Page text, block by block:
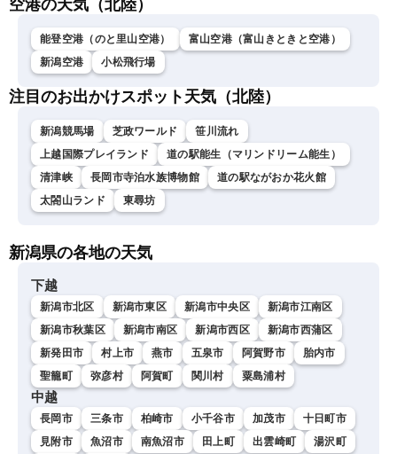
空港の天気（北陸）
能登空港（のと里山空港）
富山空港（富山きときと空港）
新潟空港
小松飛行場
注目のお出かけスポット天気（北陸）
新潟競馬場 芝政ワールド
笹川流れ
上越国際プレイランド
道の駅能生（マリンドリーム能生）
清津峡
長岡市寺泊水族博物館
道の駅ながおか花火館
太閤山ランド
東尋坊
新潟県の各地の天気
下越
新潟市北区 新潟市東区 新潟市中央区
新潟市江南区
新潟市秋葉区
新潟市南区 新潟市西区
新潟市西蒲区
新発田市
村上市 燕市 五泉市 阿賀野市
胎内市
聖籠町
弥彦村 阿賀町 関川村 粟島浦村
中越
長岡市 三条市 柏崎市 小千谷市 加茂市
十日町市
見附市
魚沼市 南魚沼市 田上町 出雲崎町 湯沢町